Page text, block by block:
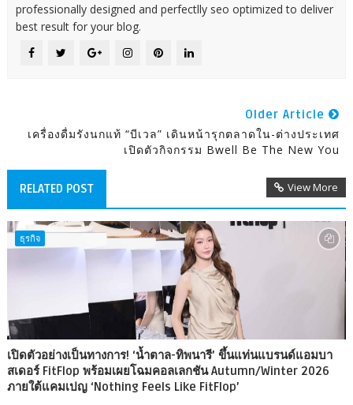
professionally designed and perfectlly seo optimized to deliver
best result for your blog.
Older Article
เครื่องดื่มรังนกแท้ “บีเวล” เดินหน้ารุกตลาดใน-ต่างประเทศ
เปิดตัวกิจกรรม Bwell Be The New You
RELATED POST View More
ธุรกิจ
เปิดตัวอย่างเป็นทางการ! ‘น้ำตาล-ทิพนารี’ ขึ้นแท่นแบรนด์แอมบา
สเดอร์ FitFlop พร้อมเผยโฉมคอลเลกชัน Autumn/Winter 2026
ภายใต้แคมเปญ ‘Nothing Feels Like FitFlop’